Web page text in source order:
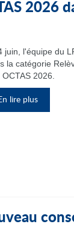
2026
juin, l'équipe du
la catégorie
OCTAS 2026.
lire plus